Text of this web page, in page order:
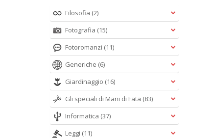
Filosofia (2)
Fotografia (15)
Fotoromanzi (11)
Generiche (6)
Giardinaggio (16)
Gli speciali di Mani di Fata (83)
Informatica (37)
Leggi (11)